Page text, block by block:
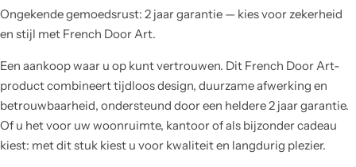
Ongekende gemoedsrust: 2 jaar garantie — kies voor zekerheid
en stijl met French Door Art.
Een aankoop waar u op kunt vertrouwen. Dit French Door Art-
product combineert tijdloos design, duurzame afwerking en
betrouwbaarheid, ondersteund door een heldere 2 jaar garantie.
Of u het voor uw woonruimte, kantoor of als bijzonder cadeau
kiest: met dit stuk kiest u voor kwaliteit en langdurig plezier.